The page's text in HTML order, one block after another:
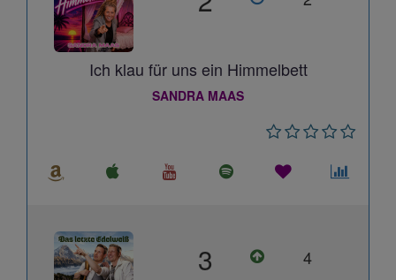
Ich klau für uns ein Himmelbett
SANDRA MAAS
3 4